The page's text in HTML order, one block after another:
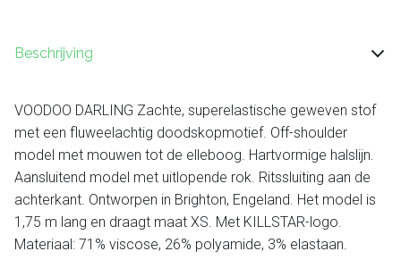
Beschrijving
VOODOO DARLING Zachte, superelastische geweven stof
met een fluweelachtig doodskopmotief. Off-shoulder
model met mouwen tot de elleboog. Hartvormige halslijn.
Aansluitend model met uitlopende rok. Ritssluiting aan de
achterkant. Ontworpen in Brighton, Engeland. Het model is
1,75 m lang en draagt ​​maat XS. Met KILLSTAR-logo.
Materiaal: 71% viscose, 26% polyamide, 3% elastaan.